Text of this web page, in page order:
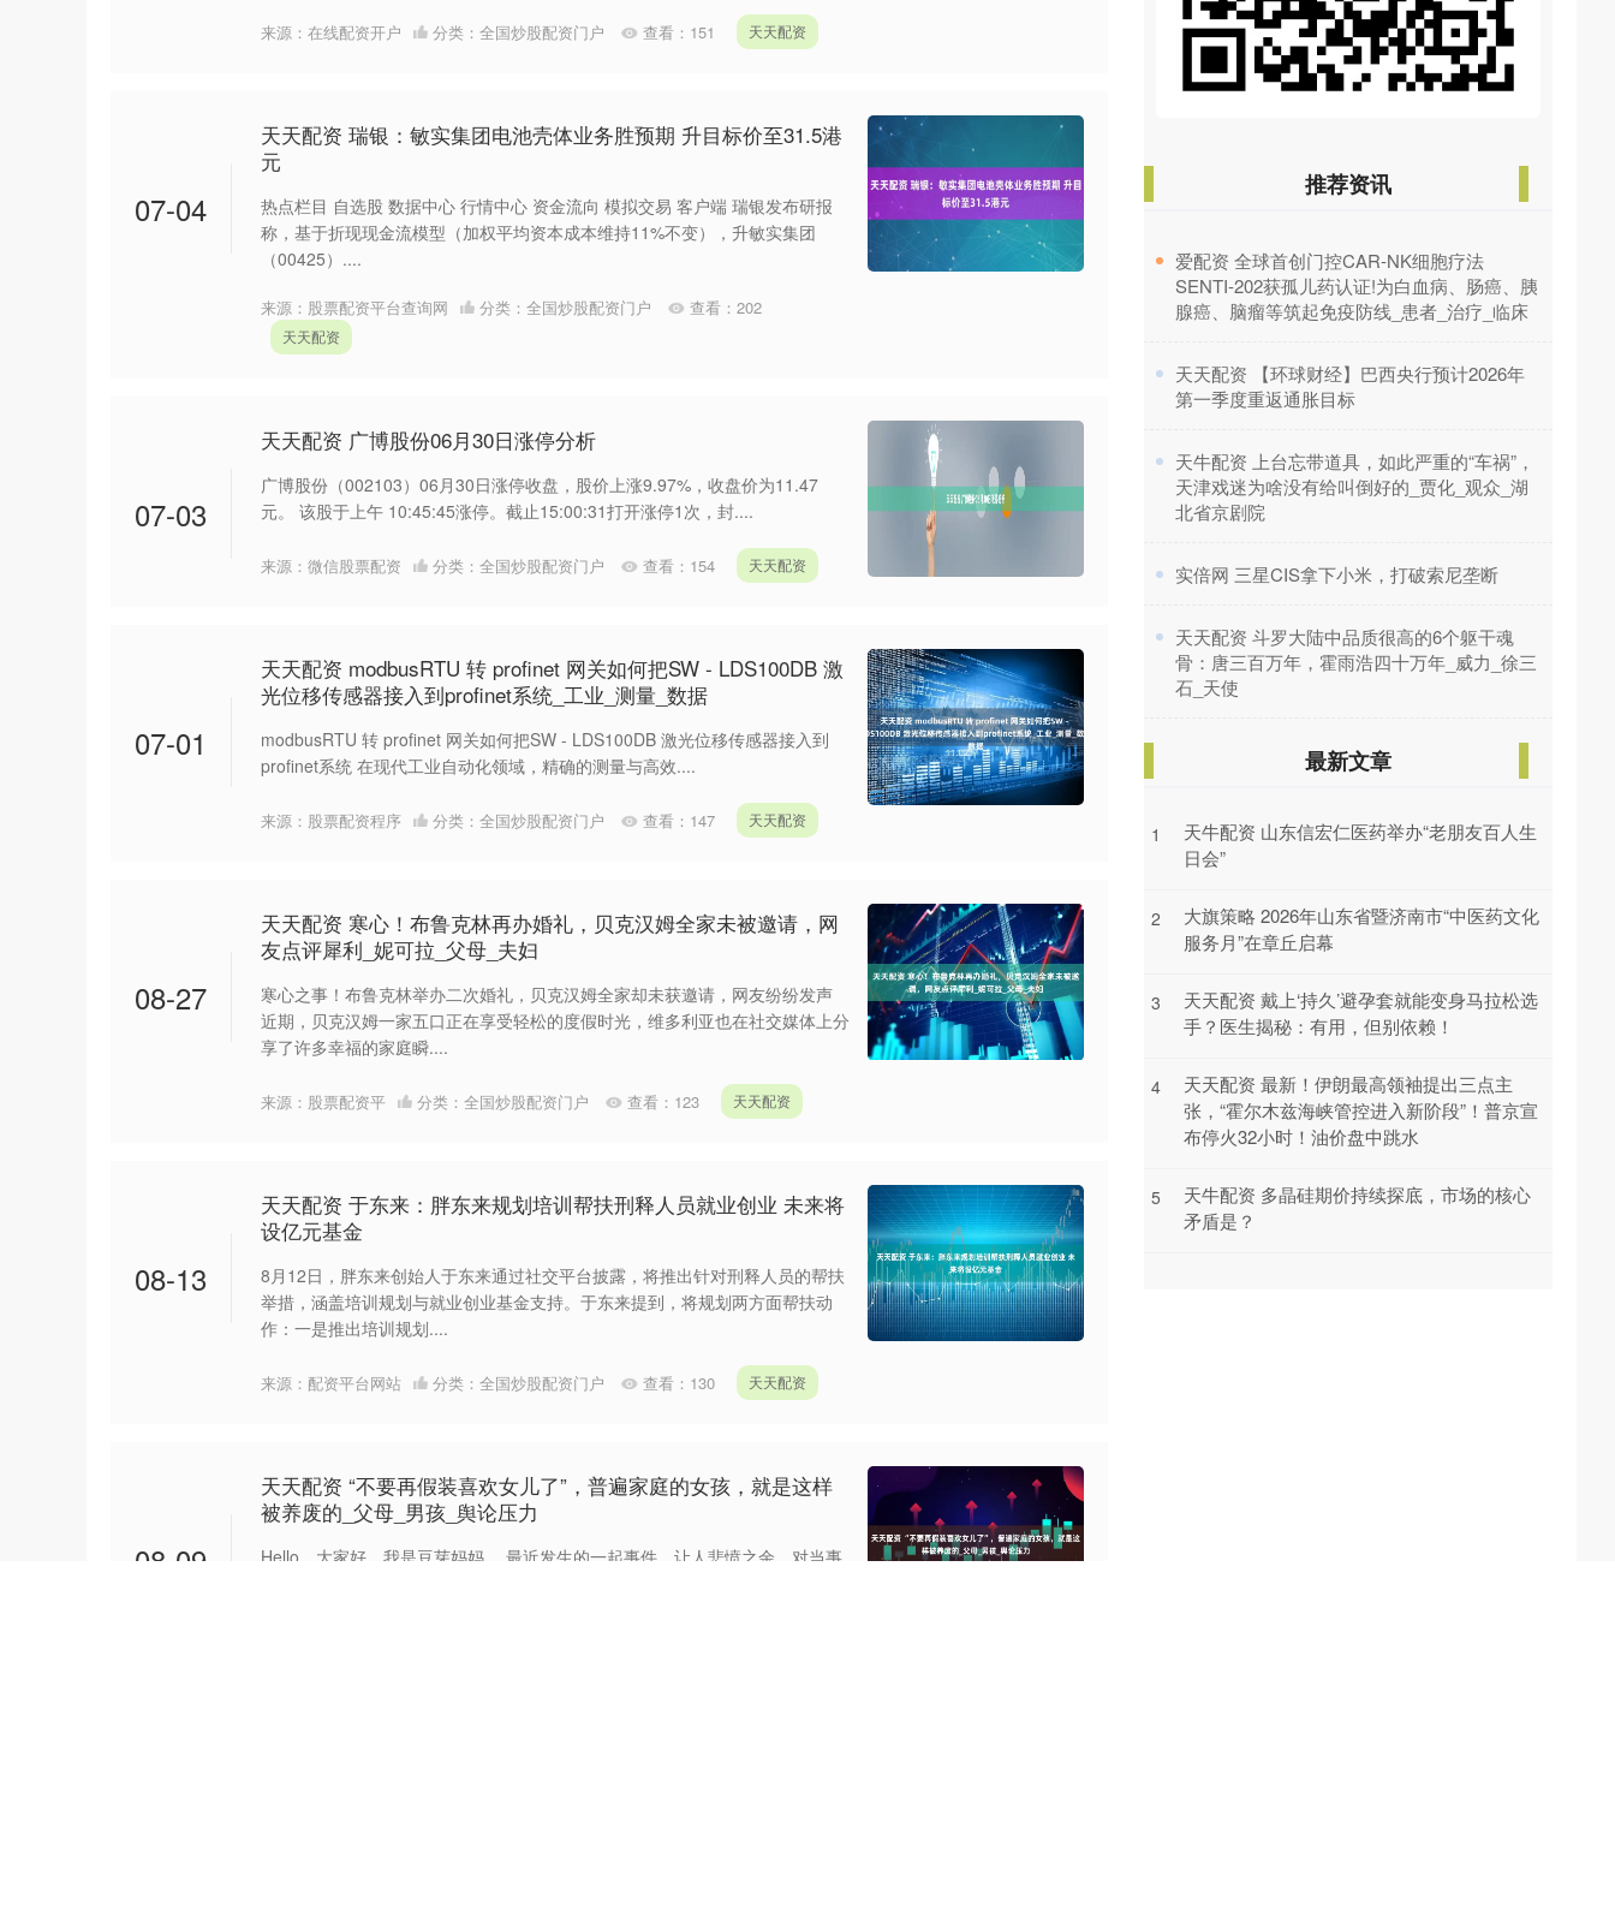
来源：在线配资开户 分类： 全国炒股配资门户 查看： 151 天天配资
07-04
天天配资 瑞银：敏实集团电池壳体业务胜预期 升目标价至31.5港
元
热点栏目 自选股 数据中心 行情中心 资金流向 模拟交易 客户端 瑞银发布研报
称，基于折现现金流模型（加权平均资本成本维持11%不变），升敏实集团
（00425）....
来源：股票配资平台查询网 分类： 全国炒股配资门户 查看： 202
天天配资
07-03
天天配资 广博股份06月30日涨停分析
广博股份（002103）06月30日涨停收盘，股价上涨9.97%，收盘价为11.47
元。 该股于上午 10:45:45涨停。截止15:00:31打开涨停1次，封....
来源：微信股票配资 分类： 全国炒股配资门户 查看： 154 天天配资
07-01
天天配资 modbusRTU 转 profinet 网关如何把SW - LDS100DB 激
光位移传感器接入到profinet系统_工业_测量_数据
modbusRTU 转 profinet 网关如何把SW - LDS100DB 激光位移传感器接入到
profinet系统 在现代工业自动化领域，精确的测量与高效....
来源：股票配资程序 分类： 全国炒股配资门户 查看： 147 天天配资
08-27
天天配资 寒心！布鲁克林再办婚礼，贝克汉姆全家未被邀请，网
友点评犀利_妮可拉_父母_夫妇
寒心之事！布鲁克林举办二次婚礼，贝克汉姆全家却未获邀请，网友纷纷发声
近期，贝克汉姆一家五口正在享受轻松的度假时光，维多利亚也在社交媒体上分
享了许多幸福的家庭瞬....
来源：股票配资平 分类： 全国炒股配资门户 查看： 123 天天配资
08-13
天天配资 于东来：胖东来规划培训帮扶刑释人员就业创业 未来将
设亿元基金
8月12日，胖东来创始人于东来通过社交平台披露，将推出针对刑释人员的帮扶
举措，涵盖培训规划与就业创业基金支持。于东来提到，将规划两方面帮扶动
作：一是推出培训规划....
来源：配资平台网站 分类： 全国炒股配资门户 查看： 130 天天配资
08-09
天天配资 “不要再假装喜欢女儿了”，普遍家庭的女孩，就是这样
被养废的_父母_男孩_舆论压力
Hello，大家好，我是豆芽妈妈。 最近发生的一起事件，让人悲愤之余，对当事
推荐资讯
​爱配资 全球首创门控CAR-NK细胞疗法
SENTI-202获孤儿药认证!为白血病、肠癌、胰
腺癌、脑瘤等筑起免疫防线_患者_治疗_临床
​天天配资 【环球财经】巴西央行预计2026年
第一季度重返通胀目标
​天牛配资 上台忘带道具，如此严重的“车祸”，
天津戏迷为啥没有给叫倒好的_贾化_观众_湖
北省京剧院
​实倍网 三星CIS拿下小米，打破索尼垄断
​天天配资 斗罗大陆中品质很高的6个躯干魂
骨：唐三百万年，霍雨浩四十万年_威力_徐三
石_天使
最新文章
1
天牛配资 山东信宏仁医药举办“老朋友百人生
日会”
2
大旗策略 2026年山东省暨济南市“中医药文化
服务月”在章丘启幕
3
天天配资 戴上‘持久’避孕套就能变身马拉松选
手？医生揭秘：有用，但别依赖！
4
天天配资 最新！伊朗最高领袖提出三点主
张，“霍尔木兹海峡管控进入新阶段”！普京宣
布停火32小时！油价盘中跳水
5
天牛配资 多晶硅期价持续探底，市场的核心
矛盾是？